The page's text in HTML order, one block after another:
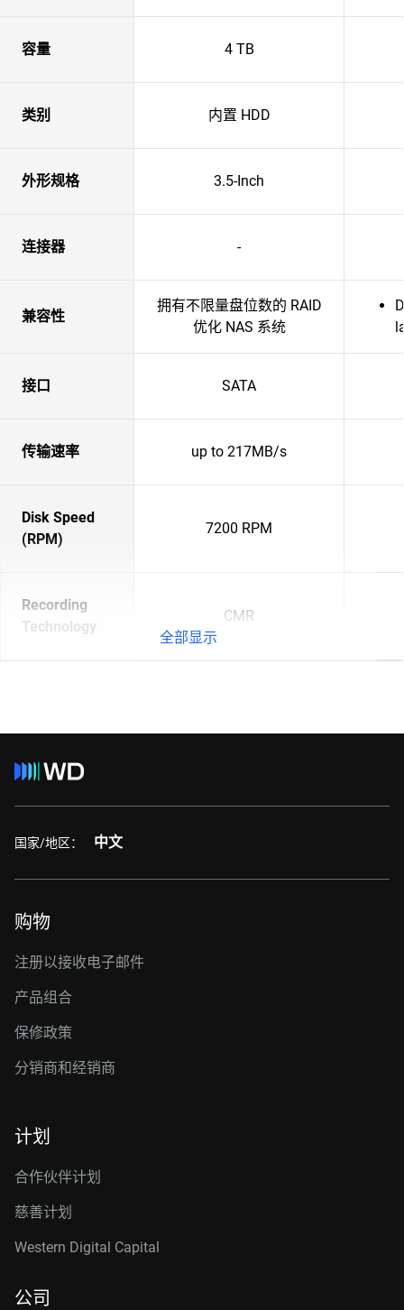
容量 4 TB
类别 内置 HDD
外形规格 3.5-Inch
连接器 -
兼容性
拥有不限量盘位数的 RAID
优化 NAS 系统
接口 SATA
传输速率 up to 217MB/s
Disk Speed
(RPM)
7200 RPM
Recording
Technology
CMR
全部显示
国家/地区： 中文
购物
注册以接收电子邮件
产品组合
保修政策
分销商和经销商
计划
合作伙伴计划
慈善计划
Western Digital Capital
公司